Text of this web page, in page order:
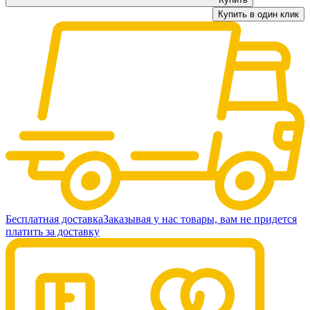
Купить в один клик
Бесплатная доставкаЗаказывая у нас товары, вам не придется
платить за доставку